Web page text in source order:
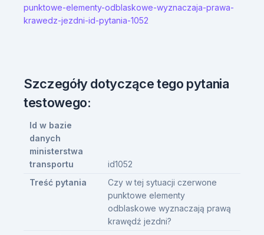
punktowe-elementy-odblaskowe-wyznaczaja-prawa-
krawedz-jezdni-id-pytania-1052
Szczegóły dotyczące tego pytania
testowego:
Id w bazie
danych
ministerstwa
transportu
id1052
Treść pytania
Czy w tej sytuacji czerwone
punktowe elementy
odblaskowe wyznaczają prawą
krawędź jezdni?